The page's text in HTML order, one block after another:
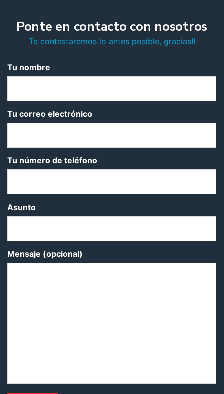
Ponte en contacto con nosotros
Te contestaremos lo antes posible, gracias!!
Tu nombre
Tu correo electrónico
Tu número de teléfono
Asunto
Mensaje (opcional)